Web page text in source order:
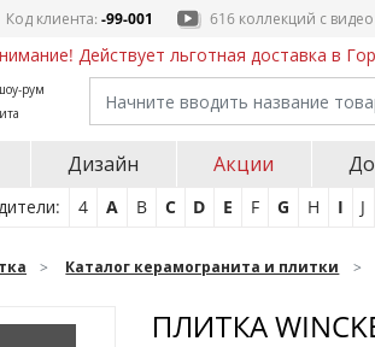
Код клиента:-99-001 616 коллекций с видео
Действует льготная доставка в
рум
Дизайн Акции
4 A B C D E F G H I J
Каталог керамогранита и плитки
ПЛИТКА